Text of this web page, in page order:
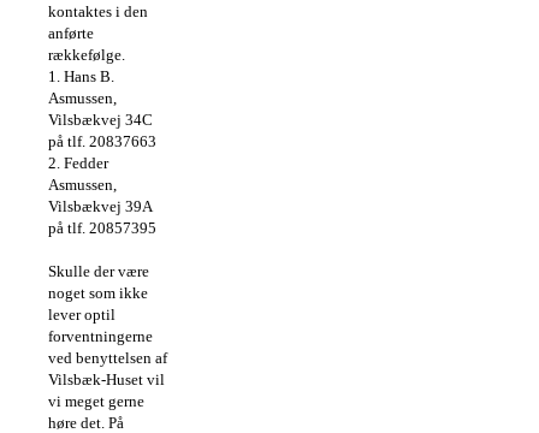
kontaktes i den
anførte
rækkefølge.
1. Hans B.
Asmussen,
Vilsbækvej 34C
på tlf. 20837663
2. Fedder
Asmussen,
Vilsbækvej 39A
på tlf. 20857395
Skulle der være
noget som ikke
lever optil
forventningerne
ved benyttelsen af
Vilsbæk-Huset vil
vi meget gerne
høre det. På